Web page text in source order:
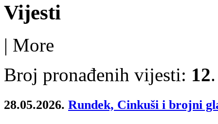
Vijesti
| More
Broj pronađenih vijesti: 12.
28.05.2026. Rundek, Cinkuši i brojni